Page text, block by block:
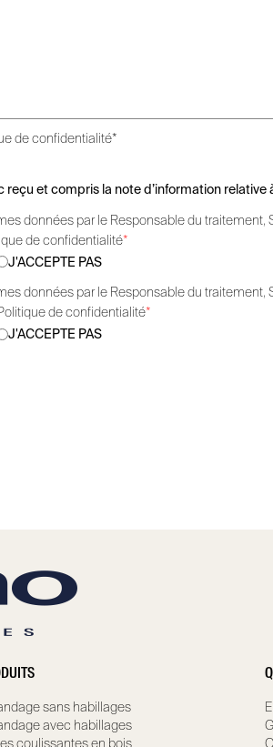
de confidentialité*
reçu et compris la note d’information relative
données par le Responsable du traitement,
de confidentialité*
J'ACCEPTE PAS
données par le Responsable du
de confidentialité*
J'ACCEPTE PAS
sans habillages
avec habillages
coulissantes en bois